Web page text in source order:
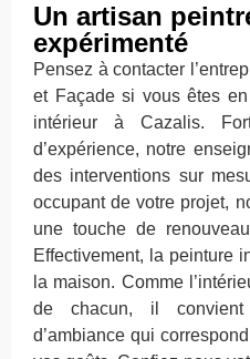
Un artisan
expérimenté
Pensez à contacter
et Façade si vous êtes
intérieur à Cazalis.
d’expérience, notre
des interventions sur
occupant de votre projet,
une touche de
Effectivement, la peinture
la maison. Comme
de chacun, il convient
d’ambiance qui